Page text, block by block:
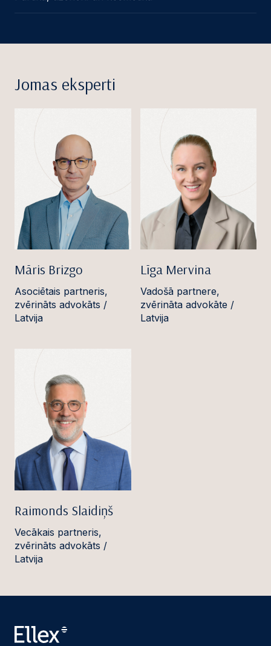
Jomas eksperti
Māris Brizgo
Asociētais partneris,
zvērināts advokāts /
Latvija
Līga Mervina
Vadošā partnere,
zvērināta advokāte /
Latvija
Raimonds Slaidiņš
Vecākais partneris,
zvērināts advokāts /
Latvija